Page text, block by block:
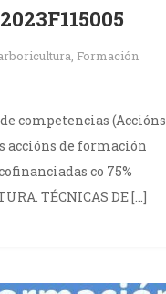
, Formación
competencias (Accións
accións de formación
co 75%
TÉCNICAS DE […]